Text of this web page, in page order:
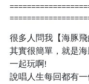
很多人問我【海豚
其實很簡單，就是
一起玩啊!
說唱人生每回都有